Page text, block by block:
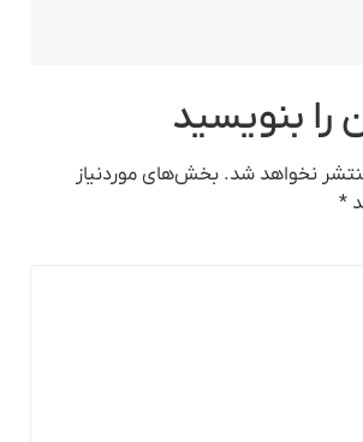
را بنویسید
نخواهد شد. بخش‌های موردنیاز
*